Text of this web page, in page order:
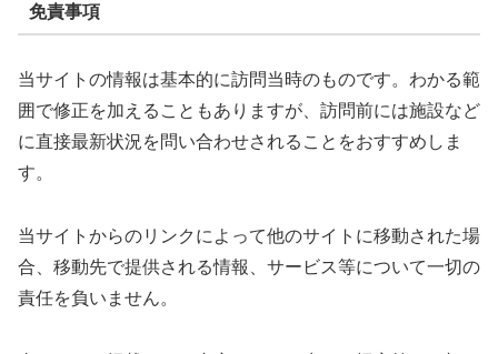
免責事項
当サイトの情報は基本的に訪問当時のものです。わかる範
囲で修正を加えることもありますが、訪問前には施設など
に直接最新状況を問い合わせされることをおすすめしま
す。
当サイトからのリンクによって他のサイトに移動された場
合、移動先で提供される情報、サービス等について一切の
責任を負いません。